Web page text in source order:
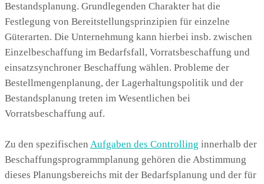
Bestandsplanung. Grundlegenden Charakter hat die
Festlegung von Bereitstellungsprinzipien für einzelne
Güterarten. Die Unternehmung kann hierbei insb. zwischen
Einzelbeschaffung im Bedarfsfall, Vorratsbeschaffung und
einsatzsynchroner Beschaffung wählen. Probleme der
Bestellmengenplanung, der Lagerhaltungspolitik und der
Bestandsplanung treten im Wesentlichen bei
Vorratsbeschaffung auf.
Zu den spezifischen Aufgaben des Controlling innerhalb der
Beschaffungsprogrammplanung gehören die Abstimmung
dieses Planungsbereichs mit der Bedarfsplanung und der für